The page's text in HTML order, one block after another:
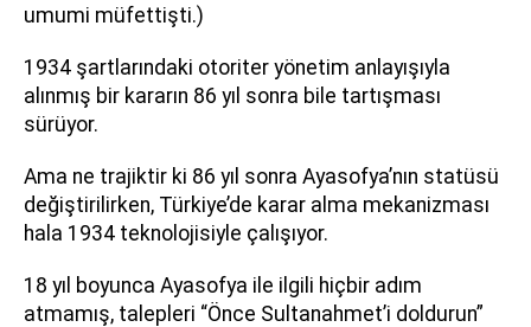
umumi müfettişti.)
1934 şartlarındaki otoriter yönetim anlayışıyla
alınmış bir kararın 86 yıl sonra bile tartışması
sürüyor.
Ama ne trajiktir ki 86 yıl sonra Ayasofya’nın statüsü
değiştirilirken, Türkiye’de karar alma mekanizması
hala 1934 teknolojisiyle çalışıyor.
18 yıl boyunca Ayasofya ile ilgili hiçbir adım
atmamış, talepleri “Önce Sultanahmet’i doldurun”